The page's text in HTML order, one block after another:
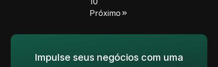
Próximo
Impulse seus negócios com uma